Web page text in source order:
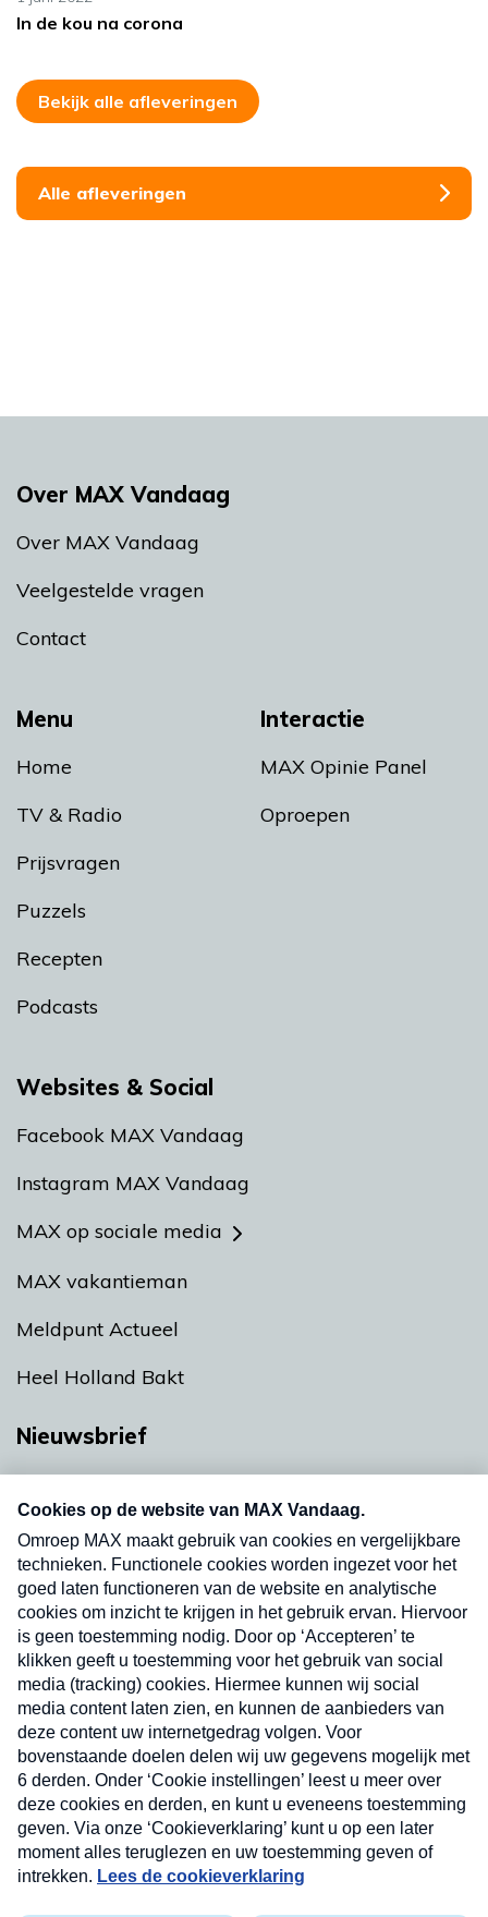
In de kou na corona
Bekijk alle afleveringen
Alle afleveringen
Menu
Home
TV & Radio
Prijsvragen
Puzzels
Recepten
Podcasts
Interactie
MAX Opinie Panel
Oproepen
Over MAX Vandaag
Over MAX Vandaag
Veelgestelde vragen
Contact
Websites & Social
Facebook MAX Vandaag
Instagram MAX Vandaag
MAX op sociale media
MAX vakantieman
Meldpunt Actueel
Heel Holland Bakt
Nieuwsbrief
nieuwsbrief. Elke vrijdag- en dinsdagochtend in
uw mailbox.
Verzend
Nieuwsbrief
Neem hier een gratis abonnement op onze
nieuwsbrief. Elke vrijdag- en dinsdagochtend in uw